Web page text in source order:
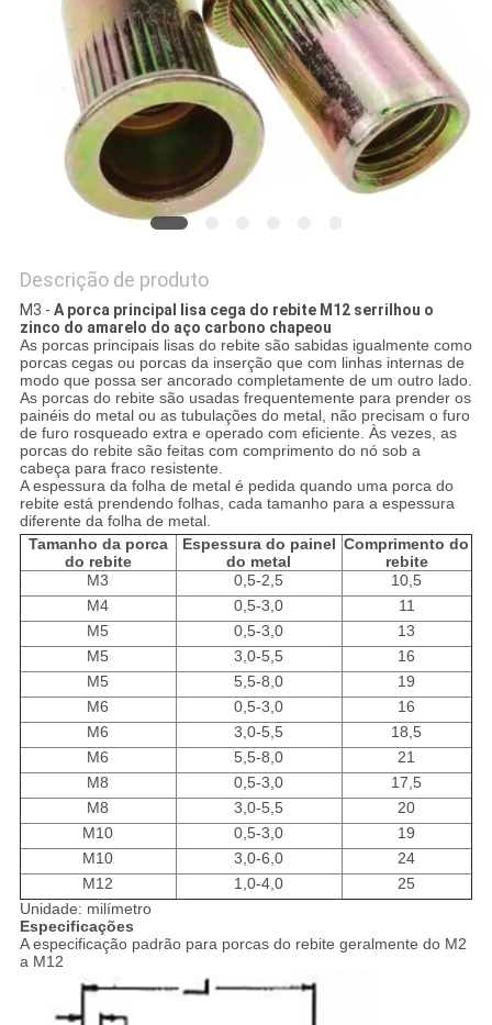
Descrição de produto
M3 - A porca principal lisa cega do rebite M12 serrilhou o
zinco do amarelo do aço carbono chapeou
As porcas principais lisas do rebite são sabidas igualmente como
porcas cegas ou porcas da inserção que com linhas internas de
modo que possa ser ancorado completamente de um outro lado.
As porcas do rebite são usadas frequentemente para prender os
painéis do metal ou as tubulações do metal, não precisam o furo
de furo rosqueado extra e operado com eficiente. Às vezes, as
porcas do rebite são feitas com comprimento do nó sob a
cabeça para fraco resistente.
A espessura da folha de metal é pedida quando uma porca do
rebite está prendendo folhas, cada tamanho para a espessura
diferente da folha de metal.
Tamanho da porca
do rebite
Espessura do painel
do metal
Comprimento do
rebite
М3
0,5-2,5
10,5
М4
0,5-3,0
11
М5
0,5-3,0
13
М5
3,0-5,5
16
М5
5,5-8,0
19
М6
0,5-3,0
16
М6
3,0-5,5
18,5
М6
5,5-8,0
21
М8
0,5-3,0
17,5
М8
3,0-5,5
20
М10
0,5-3,0
19
М10
3,0-6,0
24
М12
1,0-4,0
25
Unidade: milímetro
Especificações
A especificação padrão para porcas do rebite geralmente do M2
a M12